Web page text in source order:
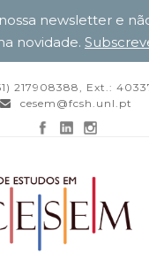
217908388, Ext.:
cesem@fcsh.unl.pt
newsletter e
novidade.